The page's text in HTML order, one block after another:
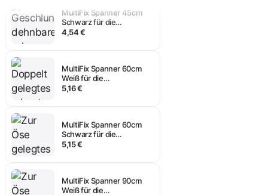
Schwarz für die
Transportsicherung
4,54 €
Weiß für die
Transportsicherung
5,16 €
Schwarz für die
Transportsicherung
5,15 €
Weiß für die
Transportsicherung
5,77 €